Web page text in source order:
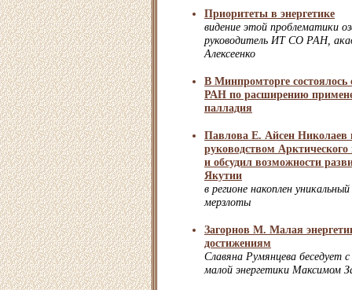
Приоритеты в энергетике
видение этой проблематики
руководитель ИТ СО РАН,
Алексеенко
В Минпромторге
РАН по расширению
палладия
Павлова Е. Айсен Николаев
руководством
и обсудил возможности
Якутии
в регионе накоплен
мерзлоты
Загорнов М. Малая
достижениям
Славяна Румянцева беседует
малой энергетики Максимом